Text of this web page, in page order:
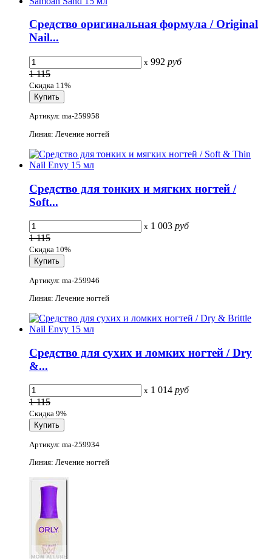
Средство оригинальная формула / Original
Nail...
x 992 руб
1 115
Скидка 11%
Артикул: ma-259958
Линия: Лечение ногтей
Средство для тонких и мягких ногтей /
Soft...
x 1 003 руб
1 115
Скидка 10%
Артикул: ma-259946
Линия: Лечение ногтей
Средство для сухих и ломких ногтей / Dry
&...
x 1 014 руб
1 115
Скидка 9%
Артикул: ma-259934
Линия: Лечение ногтей